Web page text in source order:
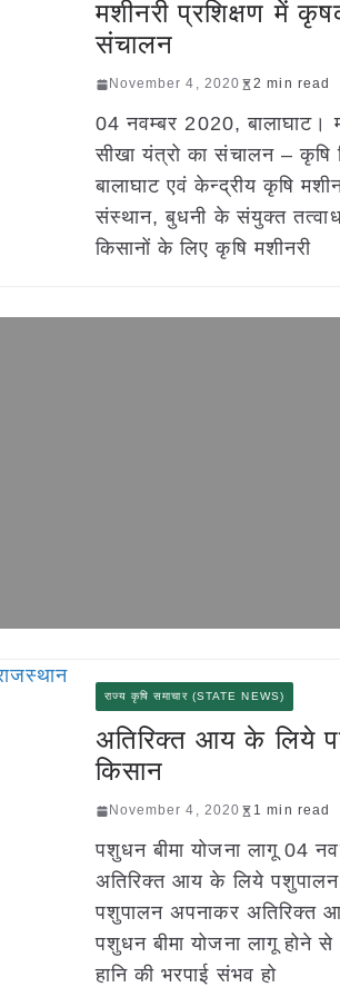
मशीनरी प्रशिक्षण में
संचालन
November 4, 2020 2 min read
04 नवम्बर 2020, बालाघाट।
सीखा यंत्रो का संचालन – कृषि
बालाघाट एवं केन्द्रीय कृषि
संस्थान, बुधनी के संयुक्त
किसानों के लिए कृषि मशीनरी
राज्य कृषि समाचार (STATE NEWS)
अतिरिक्त आय के लिये
किसान
November 4, 2020 1 min read
पशुधन बीमा योजना लागू 04
अतिरिक्त आय के लिये
पशुपालन अपनाकर अतिरिक्त
पशुधन बीमा योजना लागू होने
हानि की भरपाई संभव हो